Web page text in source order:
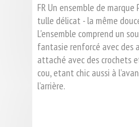
FR Un ensemble de marque
tulle délicat - la même
L'ensemble comprend un
fantasie renforcé avec des
attaché avec des crochets
cou, etant chic aussi à
l’arrière.